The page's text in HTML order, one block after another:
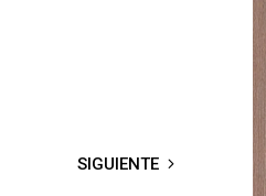
SIGUIENTE →